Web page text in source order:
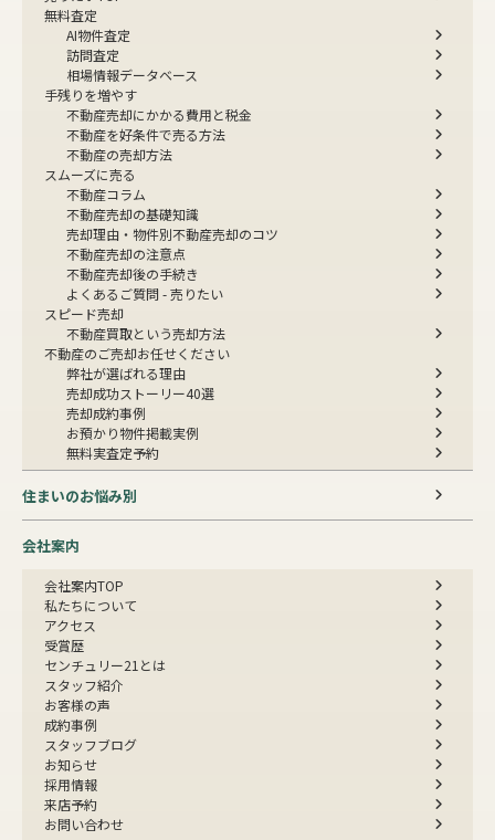
無料査定
AI物件査定
訪問査定
相場情報データベース
手残りを増やす
不動産売却にかかる費用と税金
不動産を好条件で売る方法
不動産の売却方法
スムーズに売る
不動産コラム
不動産売却の基礎知識
売却理由・物件別不動産売却のコツ
不動産売却の注意点
不動産売却後の手続き
よくあるご質問 - 売りたい
スピード売却
不動産買取という売却方法
不動産のご売却お任せください
弊社が選ばれる理由
売却成功ストーリー40選
売却成約事例
お預かり物件掲載実例
無料実査定予約
住まいのお悩み別
会社案内
会社案内TOP
私たちについて
アクセス
受賞歴
センチュリー21とは
スタッフ紹介
お客様の声
成約事例
スタッフブログ
お知らせ
採用情報
来店予約
お問い合わせ